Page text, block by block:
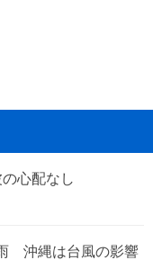
心配なし
沖縄は台風の影響